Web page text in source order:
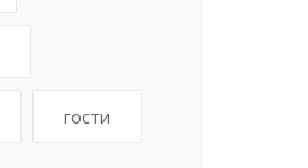
гости